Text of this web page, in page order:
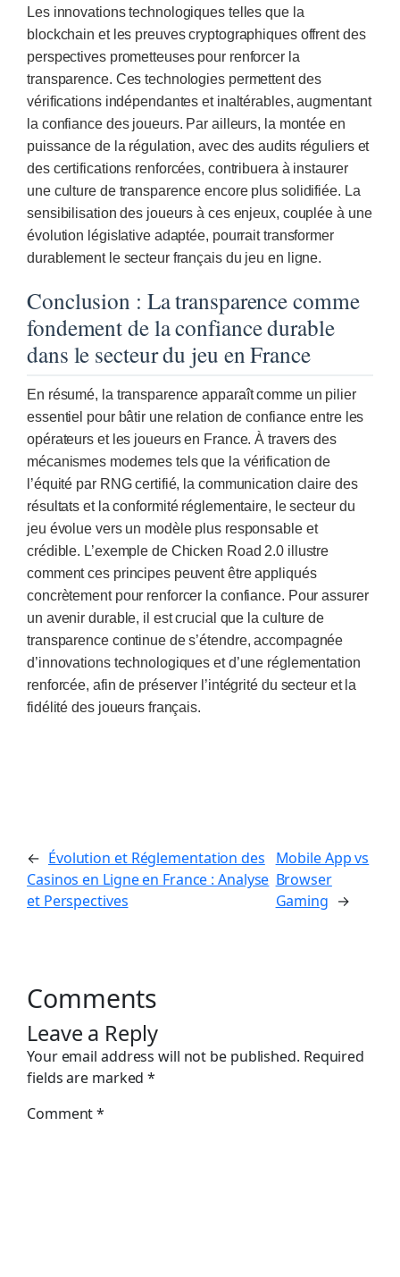
Les innovations technologiques telles que la
blockchain et les preuves cryptographiques offrent des
perspectives prometteuses pour renforcer la
transparence. Ces technologies permettent des
vérifications indépendantes et inaltérables, augmentant
la confiance des joueurs. Par ailleurs, la montée en
puissance de la régulation, avec des audits réguliers et
des certifications renforcées, contribuera à instaurer
une culture de transparence encore plus solidifiée. La
sensibilisation des joueurs à ces enjeux, couplée à une
évolution législative adaptée, pourrait transformer
durablement le secteur français du jeu en ligne.
Conclusion : La transparence comme
fondement de la confiance durable
dans le secteur du jeu en France
En résumé, la transparence apparaît comme un pilier
essentiel pour bâtir une relation de confiance entre les
opérateurs et les joueurs en France. À travers des
mécanismes modernes tels que la vérification de
l’équité par RNG certifié, la communication claire des
résultats et la conformité réglementaire, le secteur du
jeu évolue vers un modèle plus responsable et
crédible. L’exemple de Chicken Road 2.0 illustre
comment ces principes peuvent être appliqués
concrètement pour renforcer la confiance. Pour assurer
un avenir durable, il est crucial que la culture de
transparence continue de s’étendre, accompagnée
d’innovations technologiques et d’une réglementation
renforcée, afin de préserver l’intégrité du secteur et la
fidélité des joueurs français.
← Évolution et Réglementation des
Casinos en Ligne en France : Analyse
et Perspectives
Mobile App vs
Browser
Gaming →
Comments
Leave a Reply
Your email address will not be published. Required
fields are marked*
Comment*